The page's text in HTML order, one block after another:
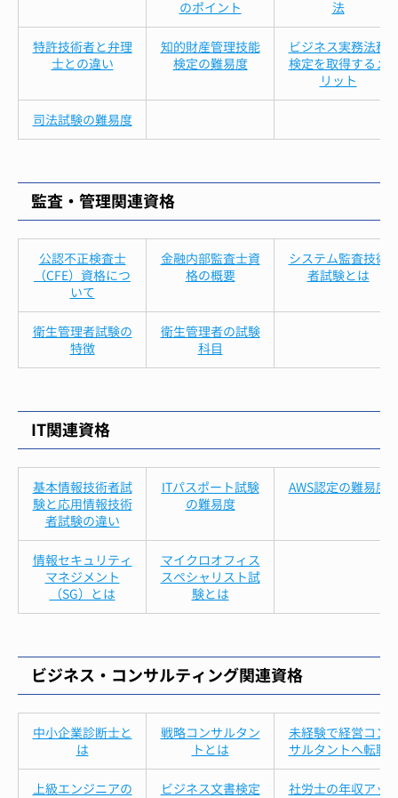
のポイント
法
特許技術者と弁理
士との違い
知的財産管理技能
検定の難易度
ビジネス実務法務
検定を取得するメ
リット
司法試験の難易度
監査・管理関連資格
公認不正検査士
（CFE）資格につ
いて
金融内部監査士資
格の概要
システム監査技術
者試験とは
衛生管理者試験の
特徴
衛生管理者の試験
科目
IT関連資格
基本情報技術者試
験と応用情報技術
者試験の違い
ITパスポート試験
の難易度
AWS認定の難易度
情報セキュリティ
マネジメント
（SG）とは
マイクロオフィス
スペシャリスト試
験とは
ビジネス・コンサルティング関連資格
中小企業診断士と
は
戦略コンサルタン
トとは
未経験で経営コン
サルタントへ転職
上級エンジニアの
ビジネス文書検定
社労士の年収アッ